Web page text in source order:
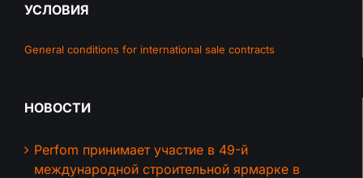
УСЛОВИЯ
General conditions for international sale contracts
НОВОСТИ
Perfom принимает участие в 49-й
международной строительной ярмарке в